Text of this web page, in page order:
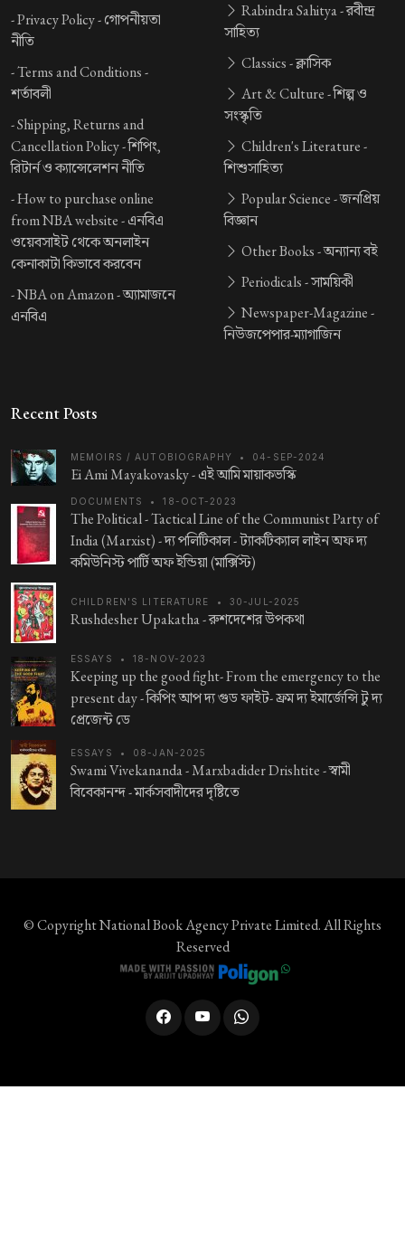
-Privacy Policy -গোপনীয়তা
নীতি
-Terms and Conditions -
শর্তাবলী
-Shipping, Returns and
Cancellation Policy -শিপিং,
রিটার্ন ও ক্যান্সেলেশন নীতি
-How to purchase online
from NBA website -এনবিএ
ওয়েবসাইট থেকে অনলাইন
কেনাকাটা কিভাবে করবেন
-NBA on Amazon -অ্যামাজনে
এনবিএ
Rabindra Sahitya -রবীন্দ্র
সাহিত্য
Classics -ক্লাসিক
Art & Culture -শিল্প ও
সংস্কৃতি
Children's Literature -
শিশুসাহিত্য
Popular Science -জনপ্রিয়
বিজ্ঞান
Other Books -অন্যান্য বই
Periodicals -সাময়িকী
Newspaper-Magazine -
নিউজপেপার-ম্যাগাজিন
Recent Posts
MEMOIRS / AUTOBIOGRAPHY • 04-SEP-2024
Ei Ami Mayakovasky -এই আমি মায়াকভস্কি
DOCUMENTS • 18-OCT-2023
The Political - Tactical Line of the Communist Party of
India (Marxist) -দ্য পলিটিকাল - ট্যাকটিক্যাল লাইন অফ দ্য
কমিউনিস্ট পার্টি অফ ইন্ডিয়া (মার্ক্সিস্ট)
CHILDREN'S LITERATURE • 30-JUL-2025
Rushdesher Upakatha -রুশদেশের উপকথা
ESSAYS • 18-NOV-2023
Keeping up the good fight- From the emergency to the
present day -কিপিং আপ দ্য গুড ফাইট- ফ্রম দ্য ইমার্জেন্সি টু দ্য
প্রেজেন্ট ডে
ESSAYS • 08-JAN-2025
Swami Vivekananda - Marxbadider Drishtite -স্বামী
বিবেকানন্দ - মার্কসবাদীদের দৃষ্টিতে
© CopyrightNational Book Agency Private Limited. All Rights
Reserved